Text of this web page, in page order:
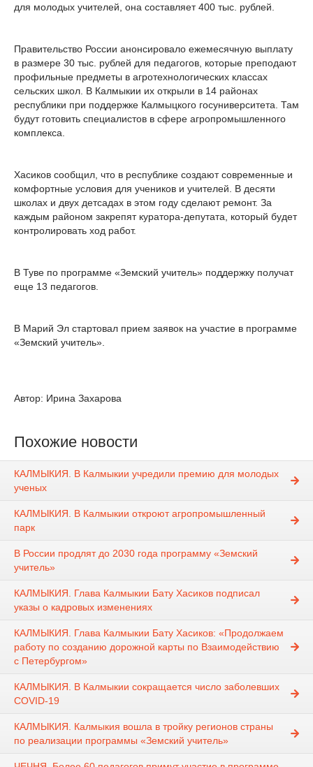
для молодых учителей, она составляет 400 тыс. рублей.
Правительство России анонсировало ежемесячную выплату
в размере 30 тыс. рублей для педагогов, которые преподают
профильные предметы в агротехнологических классах
сельских школ. В Калмыкии их открыли в 14 районах
республики при поддержке Калмыцкого госуниверситета. Там
будут готовить специалистов в сфере агропромышленного
комплекса.
Хасиков сообщил, что в республике создают современные и
комфортные условия для учеников и учителей. В десяти
школах и двух детсадах в этом году сделают ремонт. За
каждым районом закрепят куратора-депутата, который будет
контролировать ход работ.
В Туве по программе «Земский учитель» поддержку получат
еще 13 педагогов.
В Марий Эл стартовал прием заявок на участие в программе
«Земский учитель».
Автор: Ирина Захарова
Похожие новости
КАЛМЫКИЯ. В Калмыкии учредили премию для молодых
ученых
КАЛМЫКИЯ. В Калмыкии откроют агропромышленный
парк
В России продлят до 2030 года программу «Земский
учитель»
КАЛМЫКИЯ. Глава Калмыкии Бату Хасиков подписал
указы о кадровых изменениях
КАЛМЫКИЯ. Глава Калмыкии Бату Хасиков: «Продолжаем
работу по созданию дорожной карты по Взаимодействию
с Петербургом»
КАЛМЫКИЯ. В Калмыкии сокращается число заболевших
COVID-19
КАЛМЫКИЯ. Калмыкия вошла в тройку регионов страны
по реализации программы «Земский учитель»